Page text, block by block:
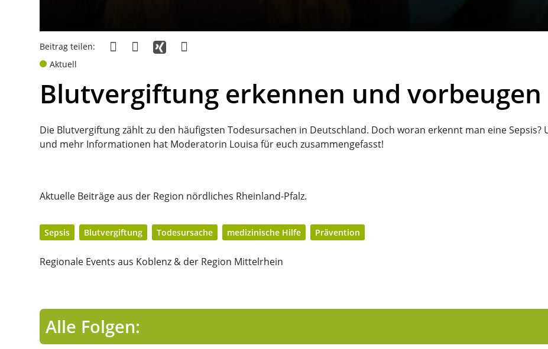
Beitrag teilen:
Aktuell
Blutvergiftung erkennen und vorbeugen
Die Blutvergiftung zählt zu den häufigsten Todesursachen in Deutschland. Doch woran erkennt man eine
und mehr Informationen hat Moderatorin Louisa für euch zusammengefasst!
Aktuelle Beiträge aus der Region nördliches Rheinland-Pfalz.
Sepsis Blutvergiftung Todesursache medizinische Hilfe Prävention
Regionale Events aus Koblenz & der Region Mittelrhein
Alle Folgen: